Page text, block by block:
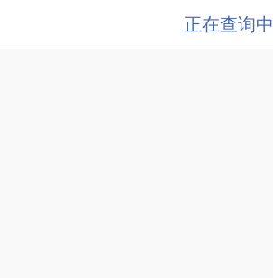
正在查询中